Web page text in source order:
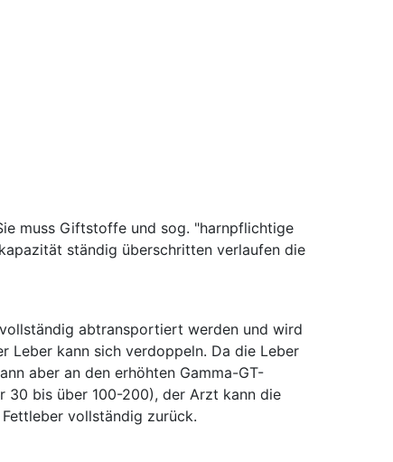
muss Giftstoffe und sog. "harnpflichtige
ständig überschritten verlaufen die
abtransportiert werden und wird
Leber kann sich verdoppeln. Da die Leber
aber an den erhöhten Gamma-GT-
30 bis über 100-200), der Arzt kann die
vollständig zurück.